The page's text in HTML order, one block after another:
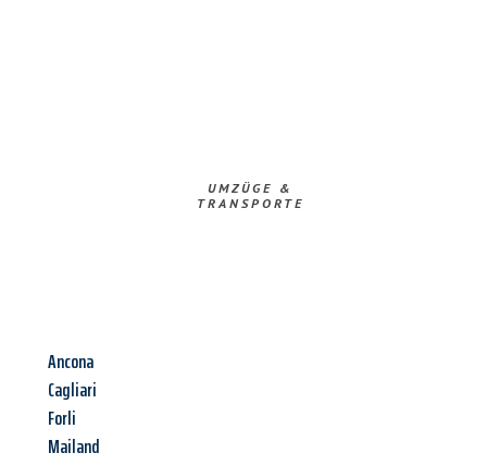
UMZÜGE &
TRANSPORTE
Ancona
Cagliari
Forli
Mailand